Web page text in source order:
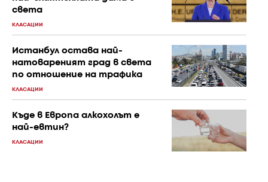
света
КЛАСАЦИИ
Истанбул остава най-
натовареният град в света
по отношение на трафика
КЛАСАЦИИ
Къде в Европа алкохолът е
най-евтин?
КЛАСАЦИИ